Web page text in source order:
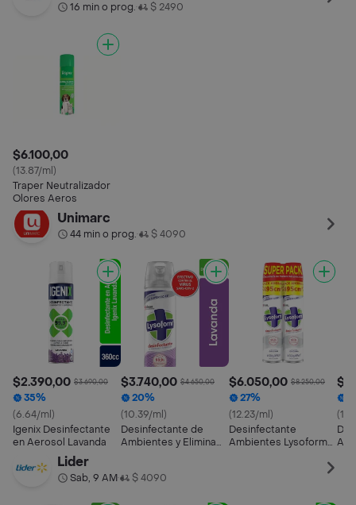
16 min o prog.• $ 2490
$6.100,00
(13.87/ml)
Traper Neutralizador
Olores Aeros
Unimarc
44 min o prog.• $ 4090
$2.390,00 $3.690,00
35%
(6.64/ml)
Igenix Desinfectante
en Aerosol Lavanda
$3.740,00 $4.650,00
20%
(10.39/ml)
Desinfectante de
Ambientes y Elimina
360ml
$6.050,00 $8.250,00
27%
(12.23/ml)
Desinfectante
Ambientes Lysoform
Lider
Sab, 9 AM• $ 4090